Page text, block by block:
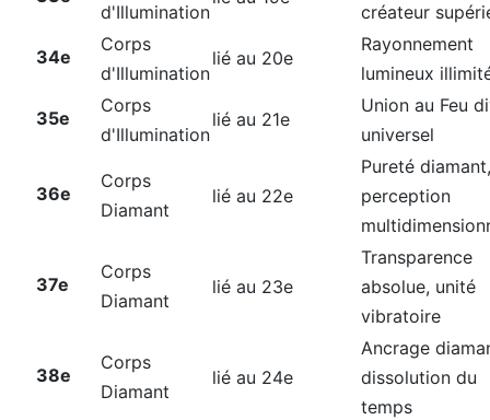
d'Illumination
créateur
34e
Corps
d'Illumination
lié au 20e
Rayonnement
lumineux
35e
Corps
d'Illumination
lié au 21e
Union au Feu
universel
36e
Corps
Diamant
lié au 22e
Pureté diamant,
perception
37e
Corps
Diamant
lié au 23e
Transparence
absolue, unité
vibratoire
38e
Corps
Diamant
lié au 24e
Ancrage
dissolution du
temps